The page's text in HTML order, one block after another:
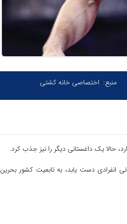
منبع: اختصاصی خانه کشتی
حالا یک داغستانی دیگر را نیز جذب کرد.
به عنوان قهرمانی جام جهانی انفرادی دست یابد، به تابعیت کشور بحرین